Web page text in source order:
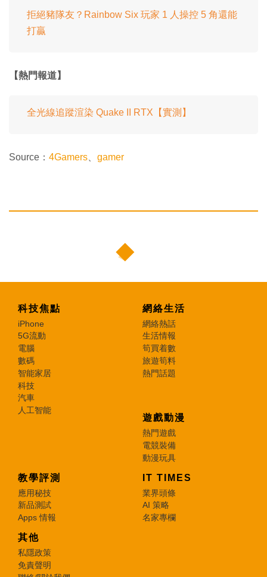
拒絕豬隊友？Rainbow Six 玩家 1 人操控 5 角還能
打贏
【熱門報道】
全光線追蹤渲染 Quake II RTX【實測】
Source： 4Gamers gamer
科技焦點
iPhone
5G流動
電腦
數碼
智能家居
科技
汽車
人工智能
網絡生活
網絡熱話
生活情報
筍買着數
旅遊筍料
熱門話題
遊戲動漫
熱門遊戲
電競裝備
動漫玩具
教學評測
應用秘技
新品測試
Apps 情報
IT TIMES
業界頭條
AI 策略
名家專欄
其他
私隱政策
免責聲明